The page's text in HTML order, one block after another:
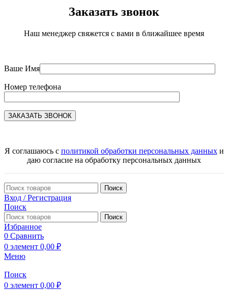
Заказать звонок
Наш менеджер свяжется с вами в ближайшее время
Ваше Имя
Номер телефона
Я соглашаюсь с политикой обработки персональных данныхи
даю согласие на обработку персональных данных
Поиск
Вход / Регистрация
Поиск
Поиск
Избранное
0 Сравнить
0 элемент 0,00 ₽
Меню
Поиск
0 элемент 0,00 ₽